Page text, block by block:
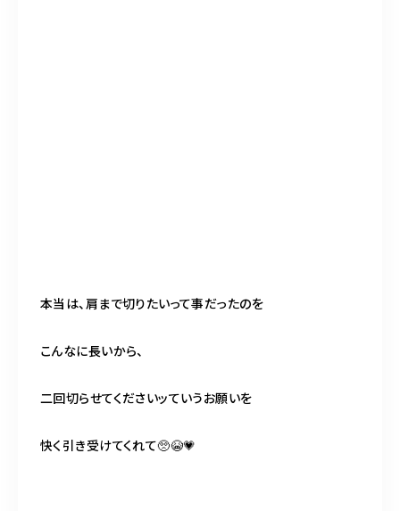
本当は、肩まで切りたいって事だったのを
こんなに長いから、
二回切らせてくださいッていうお願いを
快く引き受けてくれて🥺😭💗